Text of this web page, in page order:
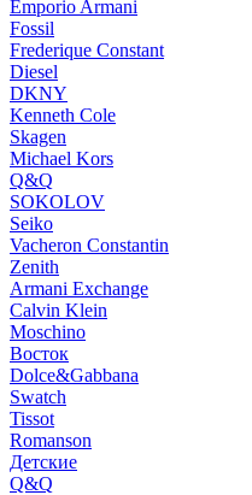
Emporio Armani
Fossil
Frederique Constant
Diesel
DKNY
Kenneth Cole
Skagen
Michael Kors
Q&Q
SOKOLOV
Seiko
Vacheron Constantin
Zenith
Armani Exchange
Calvin Klein
Moschino
Восток
Dolce&Gabbana
Swatch
Tissot
Romanson
Детские
Q&Q